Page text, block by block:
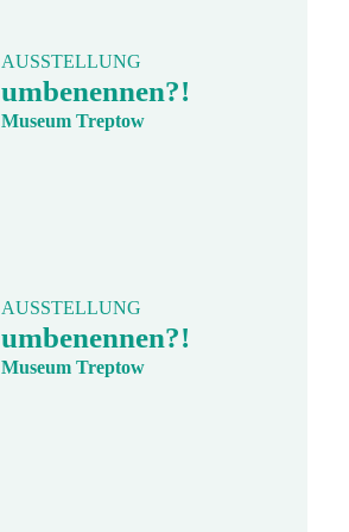
AUSSTELLUNG
umbenennen?!
Museum Treptow
AUSSTELLUNG
umbenennen?!
Museum Treptow